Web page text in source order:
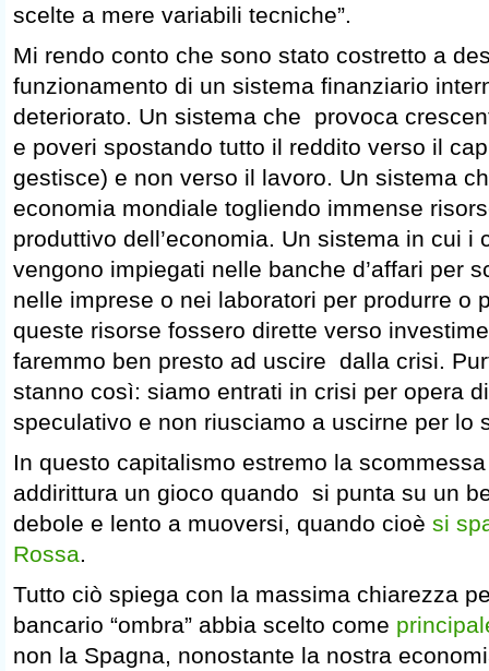
scelte a mere variabili tecniche”.
Mi rendo conto che sono stato costretto a
funzionamento di un sistema finanziario
deteriorato. Un sistema che provoca
e poveri spostando tutto il reddito verso il
gestisce) e non verso il lavoro. Un sistema
economia mondiale togliendo immense
produttivo dell’economia. Un sistema in cui i
vengono impiegati nelle banche d’affari per
nelle imprese o nei laboratori per produrre
queste risorse fossero dirette verso
faremmo ben presto ad uscire dalla crisi.
stanno così: siamo entrati in crisi per opera
speculativo e non riusciamo a uscirne per lo
In questo capitalismo estremo la
addirittura un gioco quando si punta su un
debole e lento a muoversi, quando cioè si
Rossa.
Tutto ciò spiega con la massima chiarezza
bancario “ombra” abbia scelto come
non la Spagna, nonostante la nostra